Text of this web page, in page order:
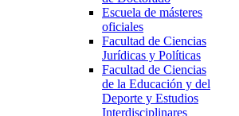
Escuela de másteres
oficiales
Facultad de Ciencias
Jurídicas y Políticas
Facultad de Ciencias
de la Educación y del
Deporte y Estudios
Interdisciplinares